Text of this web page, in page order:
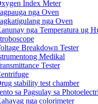
Index Meter
nga Oven
nga Oven
nga Temperatura ug
Breakdown Tester
Medikal
Tester
stability test chamber
sa Pagsulay sa
nga colorimeter